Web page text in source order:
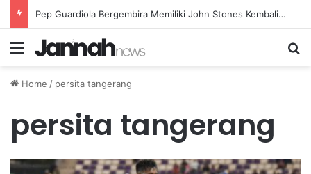
Pep Guardiola Bergembira Memiliki John Stones Kembali di Timnya
Menu
Home / persita tangerang
persita tangerang